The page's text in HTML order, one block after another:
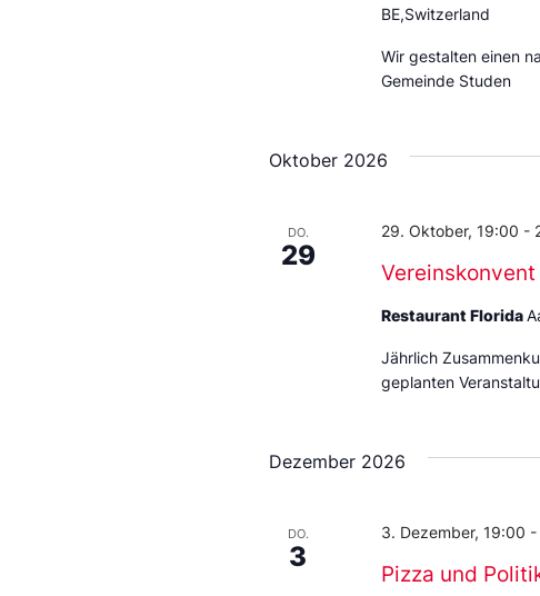
BE,Switzerland
Wir gestalten einen
Gemeinde Studen
Oktober 2026
DO.
29
Vereinskonvent
29. Oktober, 19:00 -
Restaurant Florida
Jährlich
geplanten
Dezember 2026
DO.
3
Pizza und
3. Dezember, 19:00 -